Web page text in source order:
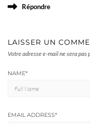
Répondre
LAISSER UN
Votre adresse e-mail ne sera pas
NAME*
EMAIL ADDRESS*